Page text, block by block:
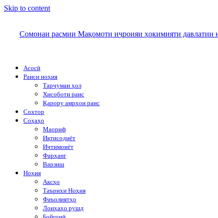
Skip to content
Сомонаи расмии Мақомоти иҷроияи ҳокимияти давлатии
Асосӣ
Раиси ноҳия
Тарҷумаи ҳол
Ҳисоботи раис
Қарору амрҳои раис
Сохтор
Соҳаҳо
Маориф
Иқтисодиёт
Иҷтимоиёт
Фарҳанг
Варзиш
Ноҳия
Аксҳо
Таърихи Ноҳия
Фаъолиятҳо
Лоиҳаҳо рушд